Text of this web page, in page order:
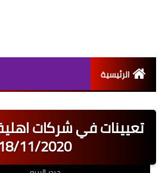
الرئيسية
اخبار
تعيينات في شركات
11/2020